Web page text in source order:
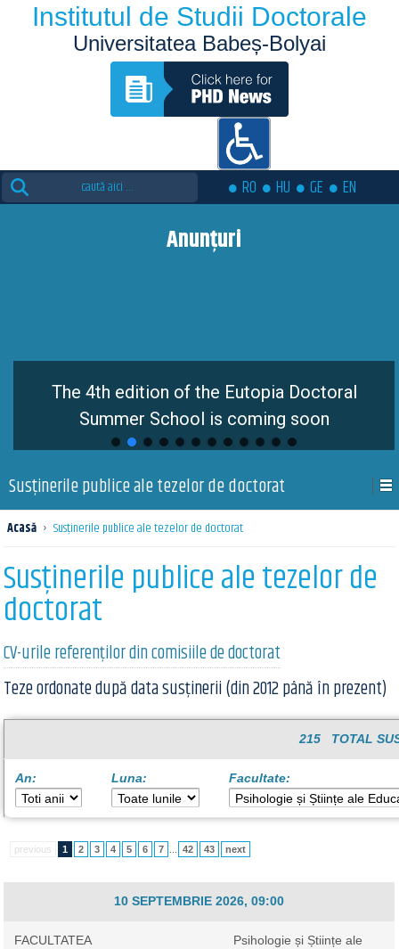
Institutul de Studii Doctorale
Universitatea Babeș-Bolyai
Search
for:
RO HU GE EN
Anunțuri
The 4th edition of the Eutopia Doctoral
Summer School is coming soon
Susţinerile publice ale tezelor de doctorat
Acasă › Susţinerile publice ale tezelor de doctorat
Susţinerile publice ale tezelor de
doctorat
CV-urile referenților din comisiile de doctorat
Teze ordonate după data susținerii (din 2012 până în prezent)
215 TOTAL
An: Luna: Facultate:
previous 1 2 3 4 5 6 7 42 43 next
10 SEPTEMBRIE 2026, 09:00
FACULTATEA
Psihologie și Științe ale